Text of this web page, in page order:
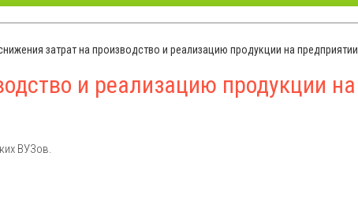
затрат на производство и реализацию продукции на предприятии
и реализацию продукции на
ВУЗов.